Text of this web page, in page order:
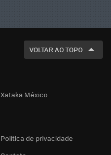
VOLTAR AO TOPO
Xataka México
Política de privacidade